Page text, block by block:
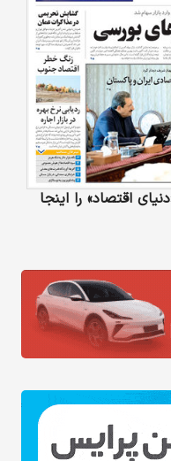
اقتصاد» را اینجا